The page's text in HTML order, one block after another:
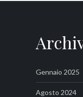
Gennaio 2025
Agosto 2024